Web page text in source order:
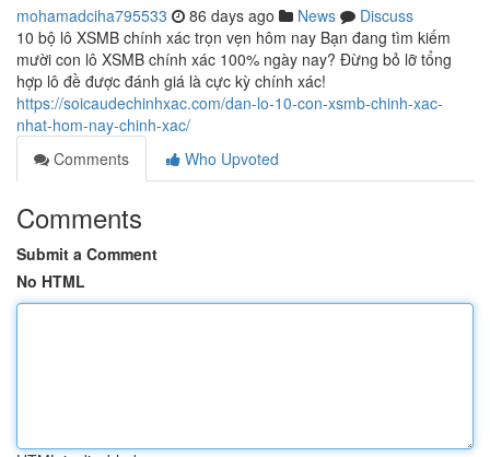
mohamadciha795533 86 days ago News
Discuss
10 bộ lô XSMB chính xác trọn vẹn hôm nay Bạn đang tìm kiếm
mười con lô XSMB chính xác 100% ngày nay? Đừng bỏ lỡ tổng
hợp lô đề được đánh giá là cực kỳ chính xác!
https://soicaudechinhxac.com/dan-lo-10-con-xsmb-chinh-xac-
nhat-hom-nay-chinh-xac/
Comments
Who Upvoted
Comments
Submit a Comment
No HTML